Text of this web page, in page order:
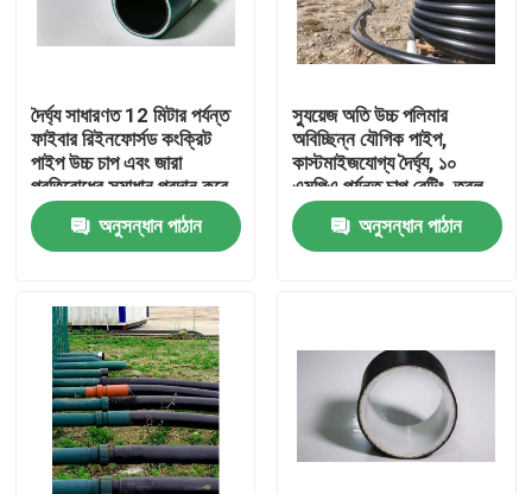
বাড়ি
পণ্য
VR প্রদর্শন
দৈর্ঘ্য সাধারণত 12 মিটার পর্যন্ত
ফাইবার রিইনফোর্সড কংক্রিট
পাইপ উচ্চ চাপ এবং জারা
প্রতিরোধের সমাধান প্রদান করে
অনুসন্ধান পাঠান
স্যুয়েজ অতি উচ্চ পলিমার
অবিচ্ছিন্ন যৌগিক পাইপ,
কাস্টমাইজযোগ্য দৈর্ঘ্য, ১০
এমপিএ পর্যন্ত চাপ রেটিং, তরল
পরিবহনের জন্য প্রকৌশলিত
অনুসন্ধান পাঠান